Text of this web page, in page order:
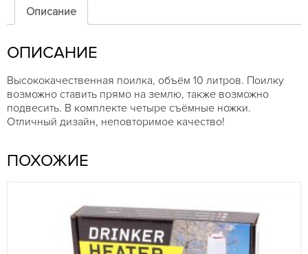
ножками
Описание
ОПИСАНИЕ
Высококачественная поилка, объём 10 литров. Поилку
возможно ставить прямо на землю, также возможно
подвесить. В комплекте четыре съёмные ножки.
Отличный дизайн, неповторимое качество!
ПОХОЖИЕ